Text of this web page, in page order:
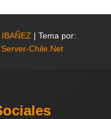
| Tema por:
Server-Chile.Net